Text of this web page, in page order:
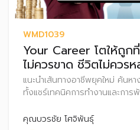
WMD1039
Your Career โตให้ถูก
ไม่ควรขาด ชีวิตไม่ควร
แนะนำเส้นทางอาชีพยุคใหม่ ค้นห
ทั้งแชร์เทคนิคการทำงานและกา
เรื่องการวางแผนภาษีและสิทธิปร
คุณบวรชัย โศจิพันธุ์